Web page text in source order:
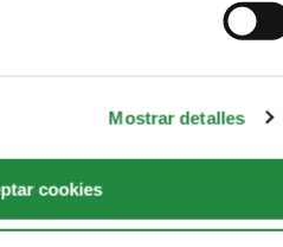
Mostrar detalles
cookies
protegemos tus datos conforme al
de Datos (Reglamento UE 2016/679)
diciembre, de Protección de Datos
digitales